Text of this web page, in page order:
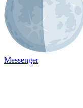
Messenger